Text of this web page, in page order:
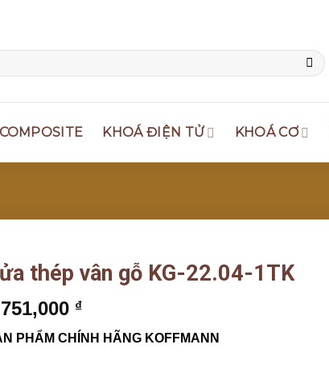
KHOÁ ĐIỆN TỬ KHOÁ CƠ
thép vân gỗ KG-22.04-1TK
₫
PHẨM CHÍNH HÃNG KOFFMANN